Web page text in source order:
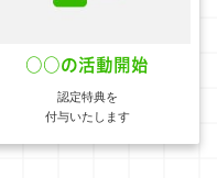
○○の活動開始
認定特典を
付与いたします